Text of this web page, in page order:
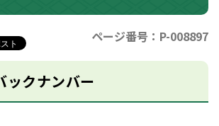
ページ番号：P-008897
ックナンバー